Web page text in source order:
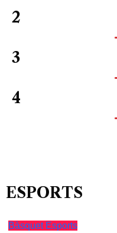
2
3
4
ESPORTS
Bàsquet Esports